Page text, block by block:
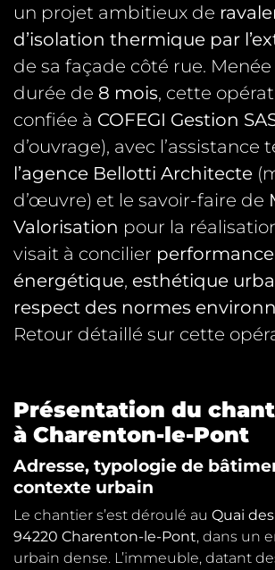
un projet ambitieux de
d’isolation thermique par
de sa façade côté rue.
durée de 8 mois, cette
confiée à COFEGI Gestion
d’ouvrage), avec l’assistance
l’agence Bellotti Architecte
d’œuvre) et le savoir-faire de
Valorisation pour la
visait à concilier performance
énergétique, esthétique
respect des normes
Retour détaillé sur cette
Présentation du
à Charenton-le-Pont
Adresse, typologie de
contexte urbain
Le chantier s’est déroulé au Quai
94220 Charenton-le-Pont, dans un
urbain dense. L’immeuble, datant